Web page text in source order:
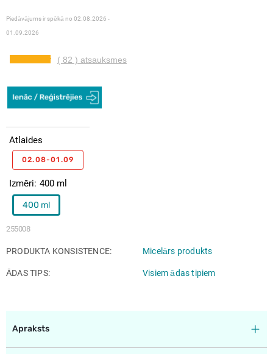
Piedāvājums ir spēkā no 02.08.2026 -
01.09.2026
( 82 ) atsauksmes
255008
Izmēri 400 ml
400 ml
Atlaides
02.08-01.09
PRODUKTA KONSISTENCE Micelārs produkts
ĀDAS TIPS Visiem ādas tipiem
Apraksts